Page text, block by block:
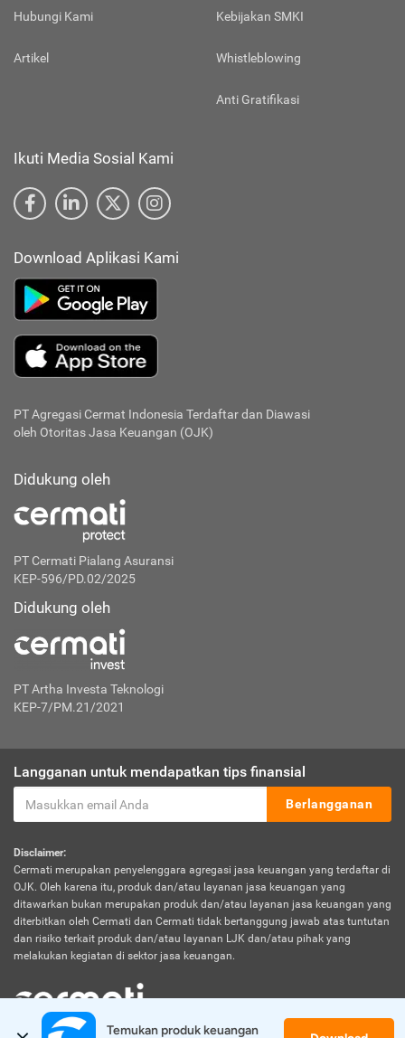
Hubungi Kami
Artikel
Kebijakan SMKI
Whistleblowing
Anti Gratifikasi
Ikuti Media Sosial Kami
Download Aplikasi Kami
PT Agregasi Cermat Indonesia Terdaftar dan Diawasi
oleh Otoritas Jasa Keuangan (OJK)
Didukung oleh
PT Cermati Pialang Asuransi
KEP-596/PD.02/2025
Didukung oleh
PT Artha Investa Teknologi
KEP-7/PM.21/2021
Langganan untuk mendapatkan tips finansial
Berlangganan
Disclaimer:
Cermati merupakan penyelenggara agregasi jasa keuangan yang terdaftar di
OJK. Oleh karena itu, produk dan/atau layanan jasa keuangan yang
ditawarkan bukan merupakan produk dan/atau layanan jasa keuangan yang
diterbitkan oleh Cermati dan Cermati tidak bertanggung jawab atas tuntutan
dan risiko terkait produk dan/atau layanan LJK dan/atau pihak yang
melakukan kegiatan di sektor jasa keuangan.
Temukan produk keuangan